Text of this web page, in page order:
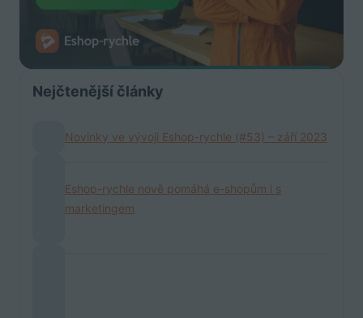
Nejčtenější články
Novinky ve vývoji Eshop-rychle (#53) – září 2023
Eshop-rychle nově pomáhá e-shopům i s
marketingem